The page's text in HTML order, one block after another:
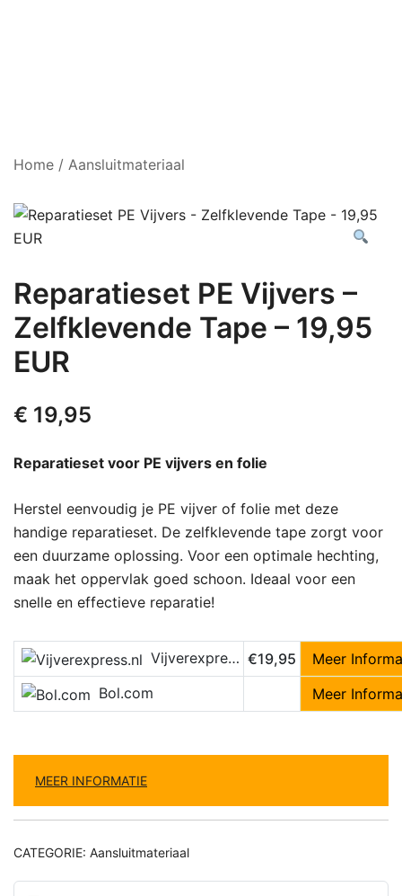
Home / Aansluitmateriaal
Reparatieset PE Vijvers –
Zelfklevende Tape – 19,95
EUR
€ 19,95
Reparatieset voor PE vijvers en folie
Herstel eenvoudig je PE vijver of folie met deze
handige reparatieset. De zelfklevende tape zorgt voor
een duurzame oplossing. Voor een optimale hechting,
maak het oppervlak goed schoon. Ideaal voor een
snelle en effectieve reparatie!
Vijverexpress.nl €19,95
Meer
Bol.com
Meer
MEER INFORMATIE
CATEGORIE: Aansluitmateriaal